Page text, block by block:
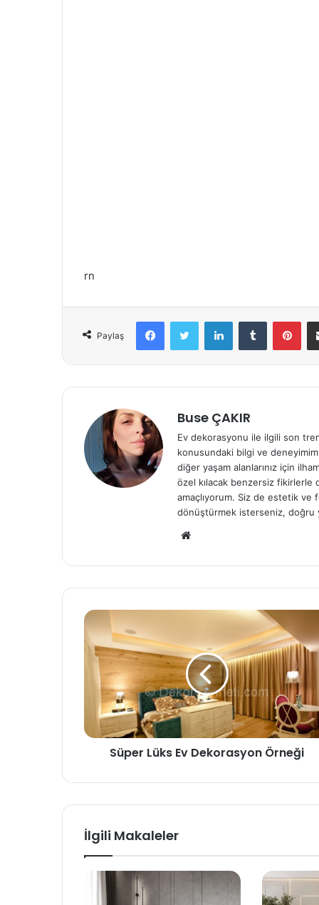
rn
Paylaş
Buse ÇAKIR
Ev dekorasyonu ile ilgili son
konusundaki bilgi ve
diğer yaşam alanlarınız için
özel kılacak benzersiz fikirlerle
amaçlıyorum. Siz de estetik
dönüştürmek isterseniz, doğru
sit
esi
Süper Lüks Ev Dekorasyon Örneği
İlgili Makaleler